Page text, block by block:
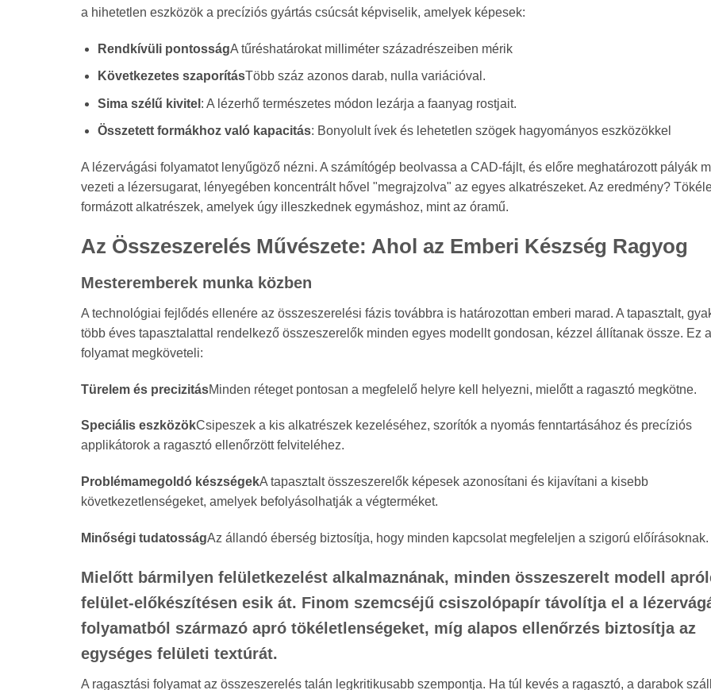
a hihetetlen eszközök a precíziós gyártás csúcsát képviselik, amelyek képesek:
Rendkívüli pontosságA tűréshatárokat milliméter századrészeiben mérik
Következetes szaporításTöbb száz azonos darab, nulla variációval.
Sima szélű kivitel : A lézerhő természetes módon lezárja a faanyag rostjait.
Összetett formákhoz való kapacitás: Bonyolult ívek és lehetetlen szögek hagyományos eszközökkel
A lézervágási folyamatot lenyűgöző nézni. A számítógép beolvassa a CAD-fájlt, és előre meghatározott pályák
vezeti a lézersugarat, lényegében koncentrált hővel "megrajzolva" az egyes alkatrészeket. Az eredmény?
formázott alkatrészek, amelyek úgy illeszkednek egymáshoz, mint az óramű.
Az Összeszerelés Művészete: Ahol az Emberi Készség Ragyog
Mesteremberek munka közben
A technológiai fejlődés ellenére az összeszerelési fázis továbbra is határozottan emberi marad. A tapasztalt,
több éves tapasztalattal rendelkező összeszerelők minden egyes modellt gondosan, kézzel állítanak össze. Ez a
folyamat megköveteli:
Türelem és precizitásMinden réteget pontosan a megfelelő helyre kell helyezni, mielőtt a ragasztó megkötne.
Speciális eszközökCsipeszek a kis alkatrészek kezeléséhez, szorítók a nyomás fenntartásához és precíziós
applikátorok a ragasztó ellenőrzött felviteléhez.
Problémamegoldó készségekA tapasztalt összeszerelők képesek azonosítani és kijavítani a kisebb
következetlenségeket, amelyek befolyásolhatják a végterméket.
Minőségi tudatosságAz állandó éberség biztosítja, hogy minden kapcsolat megfeleljen a szigorú előírásoknak.
Mielőtt bármilyen felületkezelést alkalmaznának, minden összeszerelt modell
felület-előkészítésen esik át. Finom szemcséjű csiszolópapír távolítja el a
folyamatból származó apró tökéletlenségeket, míg alapos ellenőrzés biztosítja az
egységes felületi textúrát.
A ragasztási folyamat az összeszerelés talán legkritikusabb szempontja. Ha túl kevés a ragasztó, a darabok